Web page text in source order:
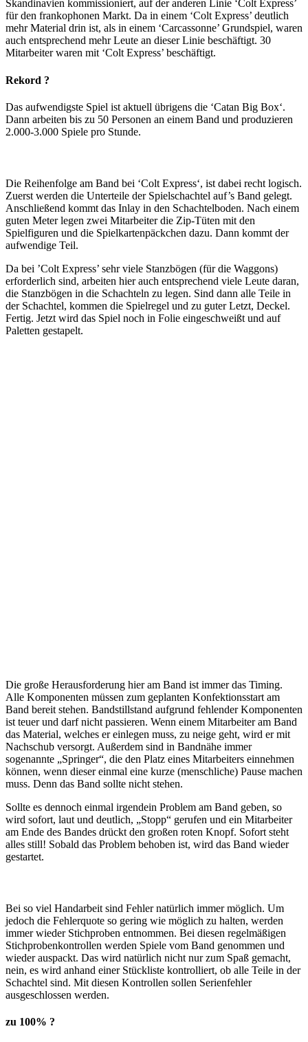
Skandinavien kommissioniert, auf der anderen Linie ‘Colt Express’
für den frankophonen Markt. Da in einem ‘Colt Express’ deutlich
mehr Material drin ist, als in einem ‘Carcassonne’ Grundspiel, waren
auch entsprechend mehr Leute an dieser Linie beschäftigt. 30
Mitarbeiter waren mit ‘Colt Express’ beschäftigt.
Rekord ?
Das aufwendigste Spiel ist aktuell übrigens die ‘Catan Big Box‘.
Dann arbeiten bis zu 50 Personen an einem Band und produzieren
2.000-3.000 Spiele pro Stunde.
Die Reihenfolge am Band bei ‘Colt Express‘, ist dabei recht logisch.
Zuerst werden die Unterteile der Spielschachtel auf’s Band gelegt.
Anschließend kommt das Inlay in den Schachtelboden. Nach einem
guten Meter legen zwei Mitarbeiter die Zip-Tüten mit den
Spielfiguren und die Spielkartenpäckchen dazu. Dann kommt der
aufwendige Teil.
Da bei ’Colt Express’ sehr viele Stanzbögen (für die Waggons)
erforderlich sind, arbeiten hier auch entsprechend viele Leute daran,
die Stanzbögen in die Schachteln zu legen. Sind dann alle Teile in
der Schachtel, kommen die Spielregel und zu guter Letzt, Deckel.
Fertig. Jetzt wird das Spiel noch in Folie eingeschweißt und auf
Paletten gestapelt.
Die große Herausforderung hier am Band ist immer das Timing.
Alle Komponenten müssen zum geplanten Konfektionsstart am
Band bereit stehen. Bandstillstand aufgrund fehlender Komponenten
ist teuer und darf nicht passieren. Wenn einem Mitarbeiter am Band
das Material, welches er einlegen muss, zu neige geht, wird er mit
Nachschub versorgt. Außerdem sind in Bandnähe immer
sogenannte „Springer“, die den Platz eines Mitarbeiters einnehmen
können, wenn dieser einmal eine kurze (menschliche) Pause machen
muss. Denn das Band sollte nicht stehen.
Sollte es dennoch einmal irgendein Problem am Band geben, so
wird sofort, laut und deutlich, „Stopp“ gerufen und ein Mitarbeiter
am Ende des Bandes drückt den großen roten Knopf. Sofort steht
alles still! Sobald das Problem behoben ist, wird das Band wieder
gestartet.
Bei so viel Handarbeit sind Fehler natürlich immer möglich. Um
jedoch die Fehlerquote so gering wie möglich zu halten, werden
immer wieder Stichproben entnommen. Bei diesen regelmäßigen
Stichprobenkontrollen werden Spiele vom Band genommen und
wieder auspackt. Das wird natürlich nicht nur zum Spaß gemacht,
nein, es wird anhand einer Stückliste kontrolliert, ob alle Teile in der
Schachtel sind. Mit diesen Kontrollen sollen Serienfehler
ausgeschlossen werden.
zu 100% ?